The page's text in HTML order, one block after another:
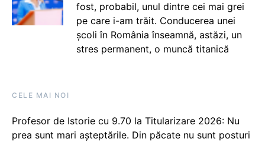
fost, probabil, unul dintre cei mai grei
pe care i-am trăit. Conducerea unei
școli în România înseamnă, astăzi, un
stres permanent, o muncă titanică
CELE MAI NOI
Profesor de Istorie cu 9.70 la Titularizare 2026: Nu
prea sunt mari așteptările. Din păcate nu sunt posturi